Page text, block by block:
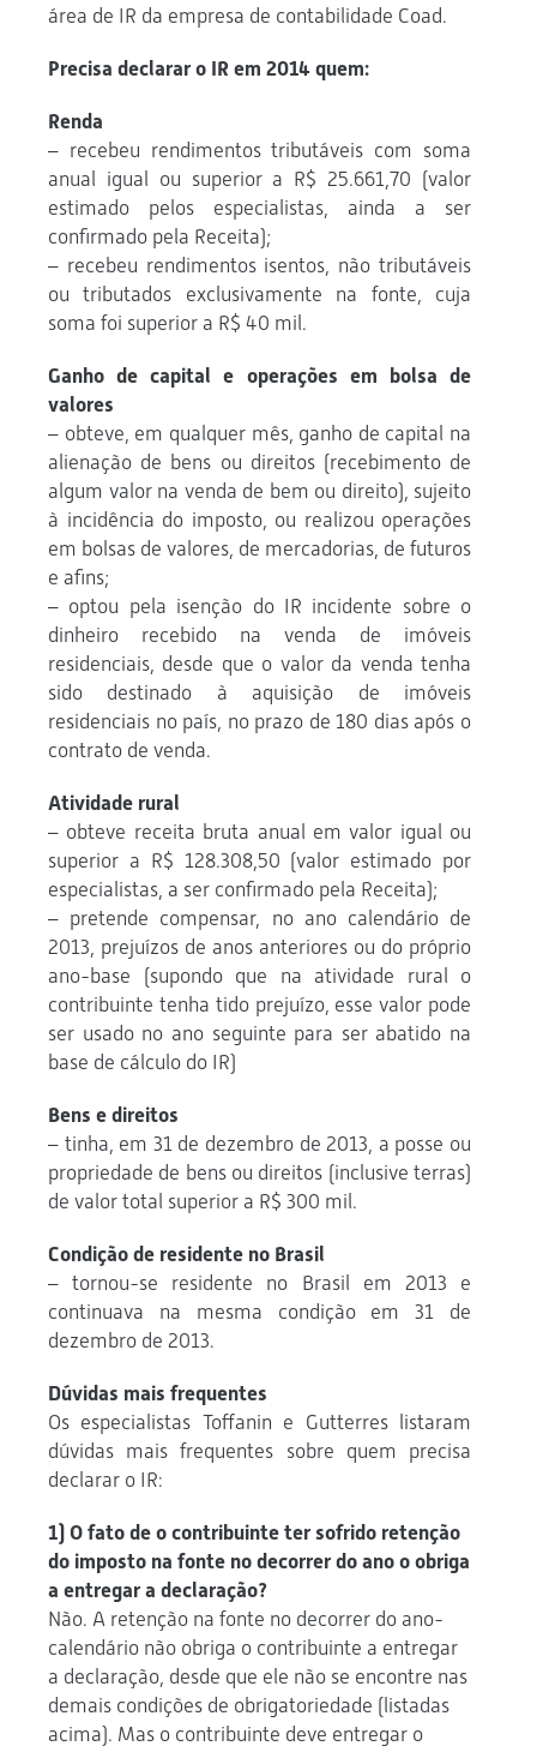
área de IR da empresa de contabilidade Coad.
Precisa declarar o IR em 2014 quem:
Renda
– recebeu rendimentos tributáveis com soma
anual igual ou superior a R$ 25.661,70 (valor
estimado pelos especialistas, ainda a ser
confirmado pela Receita);
– recebeu rendimentos isentos, não tributáveis
ou tributados exclusivamente na fonte, cuja
soma foi superior a R$ 40 mil.
Ganho de capital e operações em bolsa de
valores
– obteve, em qualquer mês, ganho de capital na
alienação de bens ou direitos (recebimento de
algum valor na venda de bem ou direito), sujeito
à incidência do imposto, ou realizou operações
em bolsas de valores, de mercadorias, de futuros
e afins;
– optou pela isenção do IR incidente sobre o
dinheiro recebido na venda de imóveis
residenciais, desde que o valor da venda tenha
sido destinado à aquisição de imóveis
residenciais no país, no prazo de 180 dias após o
contrato de venda.
Atividade rural
– obteve receita bruta anual em valor igual ou
superior a R$ 128.308,50 (valor estimado por
especialistas, a ser confirmado pela Receita);
– pretende compensar, no ano calendário de
2013, prejuízos de anos anteriores ou do próprio
ano-base (supondo que na atividade rural o
contribuinte tenha tido prejuízo, esse valor pode
ser usado no ano seguinte para ser abatido na
base de cálculo do IR)
Bens e direitos
– tinha, em 31 de dezembro de 2013, a posse ou
propriedade de bens ou direitos (inclusive terras)
de valor total superior a R$ 300 mil.
Condição de residente no Brasil
– tornou-se residente no Brasil em 2013 e
continuava na mesma condição em 31 de
dezembro de 2013.
Dúvidas mais frequentes
Os especialistas Toffanin e Gutterres listaram
dúvidas mais frequentes sobre quem precisa
declarar o IR:
1) O fato de o contribuinte ter sofrido retenção
do imposto na fonte no decorrer do ano o obriga
a entregar a declaração?
Não. A retenção na fonte no decorrer do ano-
calendário não obriga o contribuinte a entregar
a declaração, desde que ele não se encontre nas
demais condições de obrigatoriedade (listadas
acima). Mas o contribuinte deve entregar o